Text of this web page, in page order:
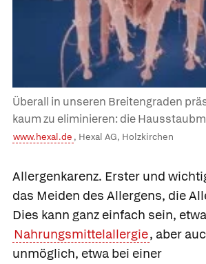
Überall in unseren Breitengraden
kaum zu eliminieren: die
www.hexal.de , Hexal AG, Holzkirchen
Allergenkarenz. Erster und
das Meiden des Allergens, die
Dies kann ganz einfach sein,
Nahrungsmittelallergie, aber
unmöglich, etwa bei einer